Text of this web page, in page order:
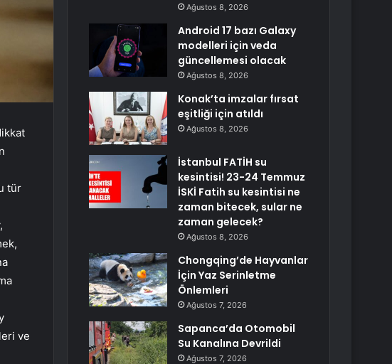
tür
ve
Ağustos 8, 2026
Android 17 bazı Galaxy
modelleri için veda
güncellemesi olacak
Ağustos 8, 2026
Konak’ta imzalar fırsat
eşitliği için atıldı
Ağustos 8, 2026
İstanbul FATİH su
kesintisi! 23-24 Temmuz
İSKİ Fatih su kesintisi ne
zaman bitecek, sular ne
zaman gelecek?
Ağustos 8, 2026
Chongqing’de Hayvanlar
İçin Yaz Serinletme
Önlemleri
Ağustos 7, 2026
Sapanca’da Otomobil
Su Kanalına Devrildi
Ağustos 7, 2026